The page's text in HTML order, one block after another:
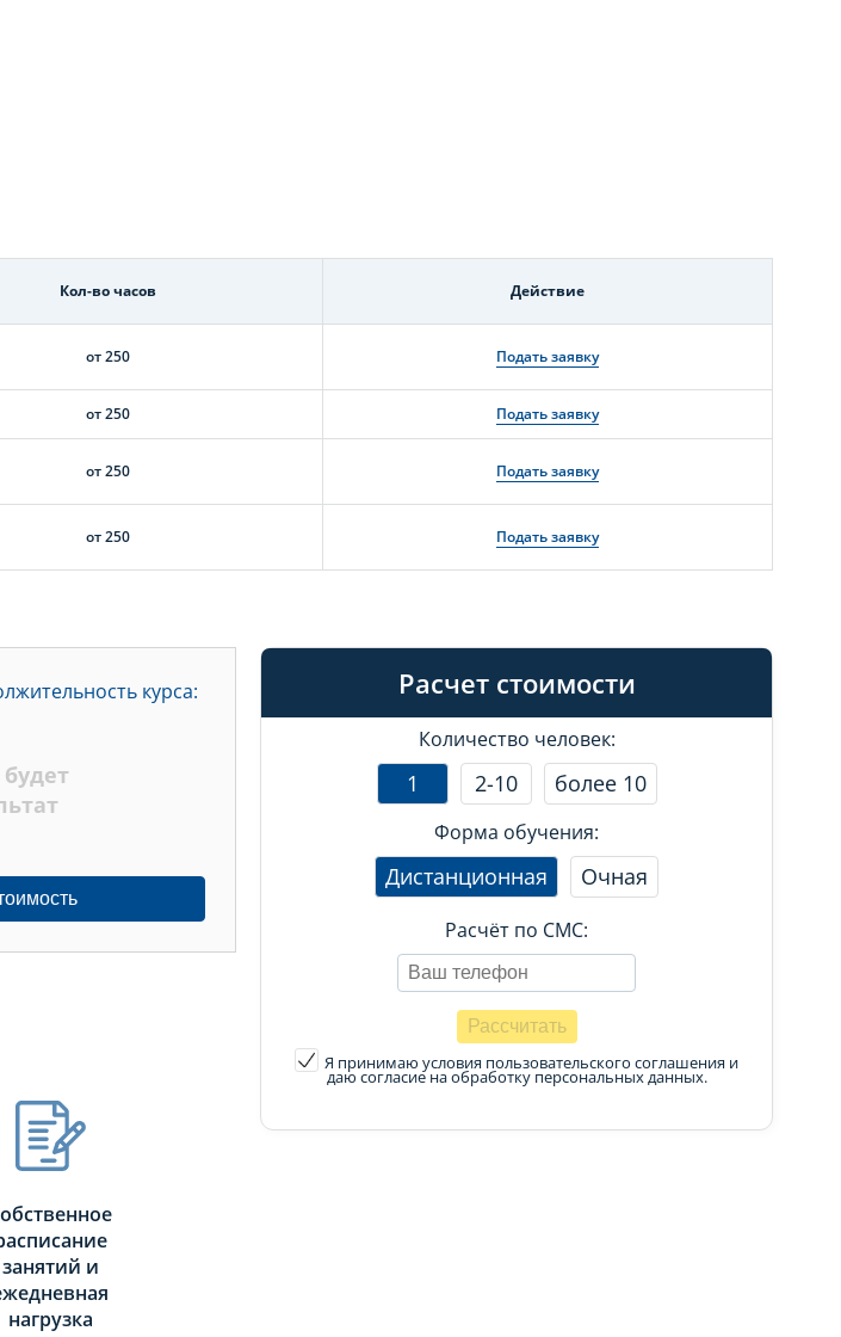
Кол-во часов Действие
от 250 Подать заявку
от 250 Подать заявку
от 250 Подать заявку
от 250 Подать заявку
Расчет стоимости
Количество человек:
1 2-10 более 10
Форма обучения:
Дистанционная Очная
Расчёт по СМС:
Я принимаю условия пользовательского соглашения и
даю согласие на обработку персональных данных.
курса:
занятий и
нагрузка